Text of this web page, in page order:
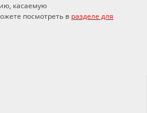
касаемую
посмотреть в разделе для